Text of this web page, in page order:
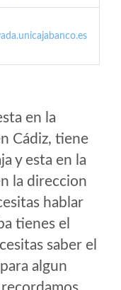
en la
Cádiz, tiene
y esta en la
la direccion
hablar
tienes el
saber el
algun